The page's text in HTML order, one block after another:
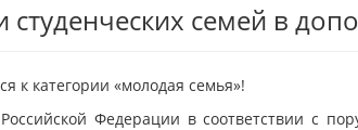
семей в
к категории «молодая семья»!
Федерации в соответствии с